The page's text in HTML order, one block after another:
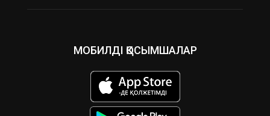
МОБИЛДІ ҚОСЫМШАЛАР